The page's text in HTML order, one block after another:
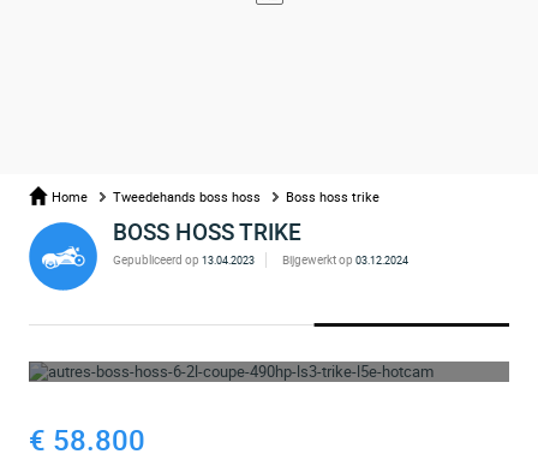
Home Tweedehands boss hoss Boss hoss trike
BOSS HOSS TRIKE
Gepubliceerd op 13.04.2023 Bijgewerkt op 03.12.2024
€ 58.800